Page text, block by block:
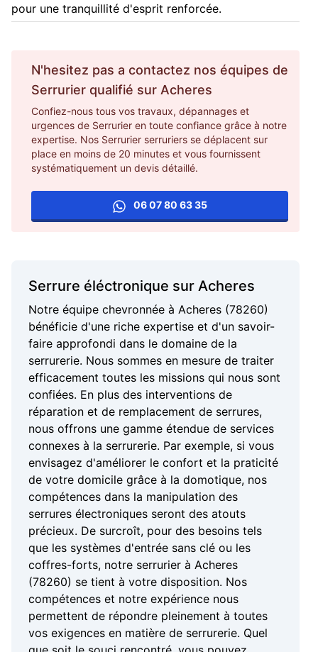
pour une tranquillité d'esprit renforcée.
N'hesitez pas a contactez nos équipes de
Serrurier qualifié sur Acheres
Confiez-nous tous vos travaux, dépannages et
urgences de Serrurier en toute confiance grâce à notre
expertise. Nos Serrurier serruriers se déplacent sur
place en moins de 20 minutes et vous fournissent
systématiquement un devis détaillé.
06 07 80 63 35
Serrure éléctronique sur Acheres
Notre équipe chevronnée à Acheres (78260)
bénéficie d'une riche expertise et d'un savoir-
faire approfondi dans le domaine de la
serrurerie. Nous sommes en mesure de traiter
efficacement toutes les missions qui nous sont
confiées. En plus des interventions de
réparation et de remplacement de serrures,
nous offrons une gamme étendue de services
connexes à la serrurerie. Par exemple, si vous
envisagez d'améliorer le confort et la praticité
de votre domicile grâce à la domotique, nos
compétences dans la manipulation des
serrures électroniques seront des atouts
précieux. De surcroît, pour des besoins tels
que les systèmes d'entrée sans clé ou les
coffres-forts, notre serrurier à Acheres
(78260) se tient à votre disposition. Nos
compétences et notre expérience nous
permettent de répondre pleinement à toutes
vos exigences en matière de serrurerie. Quel